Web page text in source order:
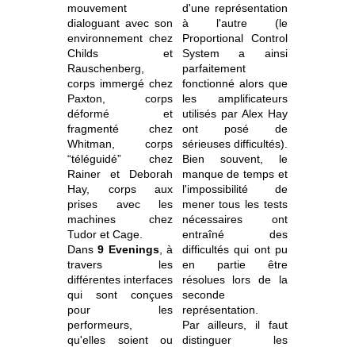
mouvement
dialoguant avec son
environnement chez
Childs et
Rauschenberg,
corps immergé chez
Paxton, corps
déformé et
fragmenté chez
Whitman, corps
“téléguidé” chez
Rainer et Deborah
Hay, corps aux
prises avec les
machines chez
Tudor et Cage.
Dans9 Evenings, à
travers les
différentes interfaces
qui sont conçues
pour les
performeurs,
qu'elles soient ou
d'une représentation
à l'autre (le
Proportional Control
System a ainsi
parfaitement
fonctionné alors que
les amplificateurs
utilisés par Alex Hay
ont posé de
sérieuses difficultés).
Bien souvent, le
manque de temps et
l'impossibilité de
mener tous les tests
nécessaires ont
entraîné des
difficultés qui ont pu
en partie être
résolues lors de la
seconde
représentation.
Par ailleurs, il faut
distinguer les